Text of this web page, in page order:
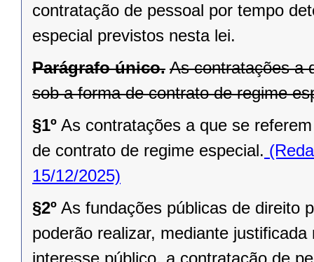
contratação de pessoal por tempo
especial previstos nesta lei.
Parágrafo único. As contratações a
sob a forma de contrato de regime
§1º As contratações a que se
de contrato de regime especial.
15/12/2025)
§2º As fundações públicas de direito
poderão realizar, mediante